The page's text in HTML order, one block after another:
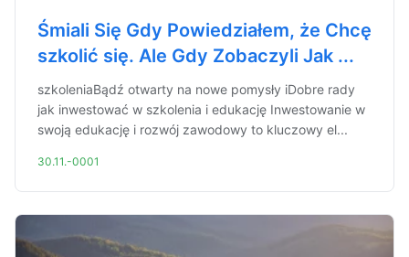
Śmiali Się Gdy Powiedziałem, że Chcę
szkolić się. Ale Gdy Zobaczyli Jak ...
szkoleniaBądź otwarty na nowe pomysły iDobre rady
jak inwestować w szkolenia i edukację Inwestowanie w
swoją edukację i rozwój zawodowy to kluczowy el...
30.11.-0001